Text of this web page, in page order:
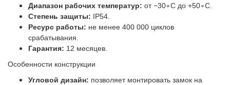
Диапазон рабочих температур: от −30∘C до +50∘C.
Степень защиты: IP54.
Ресурс работы: не менее 400 000 циклов
срабатывания.
Гарантия: 12 месяцев.
Особенности конструкции
Угловой дизайн: позволяет монтировать замок на